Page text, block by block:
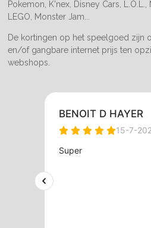
Pokemon, K'nex, Disney Cars, L.O.L.,
LEGO, Monster Jam...
De kortingen op het speelgoed zijn
en/of gangbare internet prijs ten
webshops.